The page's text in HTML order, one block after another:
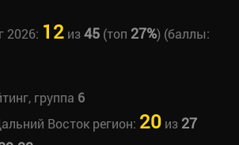
2026: 12из45(топ 27%) (баллы:
группа 6
Восток регион: 20из 27